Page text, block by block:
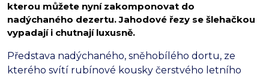
kterou můžete nyní zakomponovat do
nadýchaného dezertu. Jahodové řezy se šlehačkou
vypadají i chutnají luxusně.
Představa nadýchaného, sněhobílého dortu, ze
kterého svítí rubínové kousky čerstvého letního